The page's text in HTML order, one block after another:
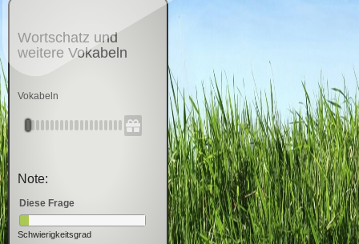
Wortschatz und
weitere Vokabeln
Vokabeln
Note:
Diese Frage
Schwierigkeitsgrad